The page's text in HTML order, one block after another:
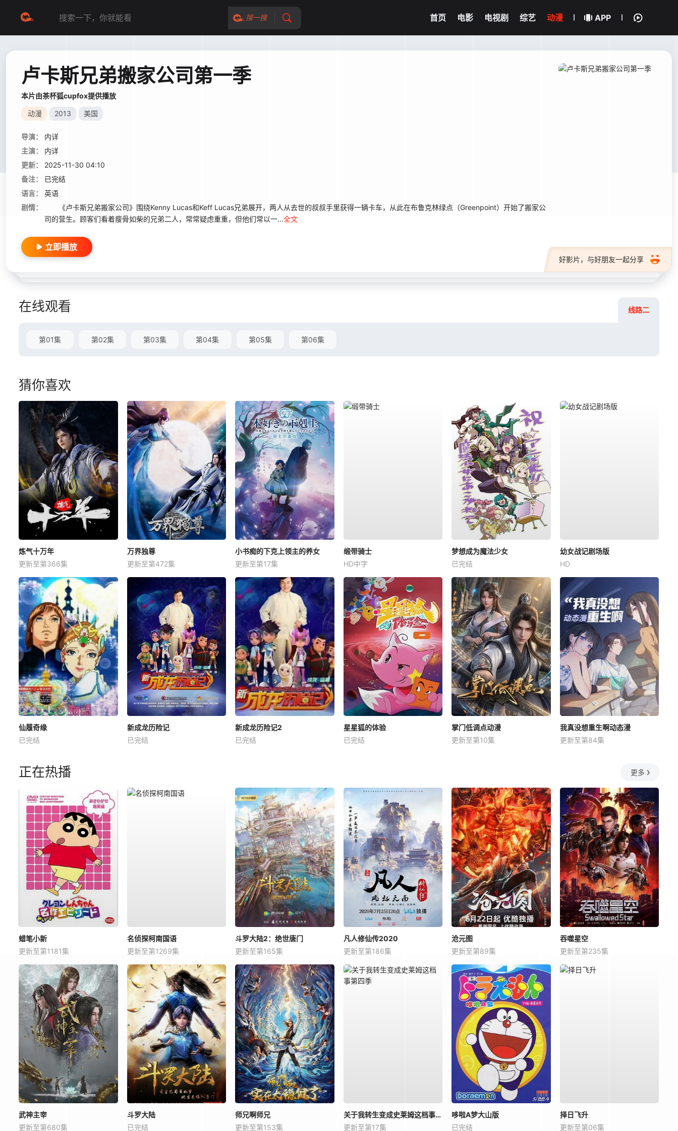
搜一搜 首页 电影 电视剧 综艺 动漫 APP
卢卡斯兄弟搬家公司第一季
本片由茶杯狐cupfox提供播放
动漫 2013 美国
导演：
内详
主演：
内详
更新：
2025-11-30 04:10
备注：
已完结
语言：
英语
剧情：
《卢卡斯兄弟搬家公司》围绕Kenny Lucas和Keff Lucas兄弟展开，两人从去世的叔叔手里获得一辆卡车，从此在布鲁克林绿点（Greenpoint）开始了搬家公
司的营生。顾客们看着瘦骨如柴的兄弟二人，常常疑虑重重，但他们常以一...全文
好影片，与好朋友一起分享
立即播放
在线观看 线路二
第01集 第02集 第03集 第04集 第05集 第06集
猜你喜欢
炼气十万年
更新至第366集
万界独尊
更新至第472集
小书痴的下克上领主的养女
更新至第17集
缎带骑士
HD中字
梦想成为魔法少女
已完结
幼女战记剧场版
HD
仙履奇缘
已完结
新成龙历险记
已完结
新成龙历险记2
已完结
星星狐的体验
已完结
掌门低调点动漫
更新至第10集
我真没想重生啊动态漫
更新至第84集
正在热播 更多
蜡笔小新
更新至第1181集
名侦探柯南国语
更新至第1269集
斗罗大陆2：绝世唐门
更新至第165集
凡人修仙传2020
更新至第186集
沧元图
更新至第89集
吞噬星空
更新至第235集
武神主宰
更新至第680集
斗罗大陆
已完结
师兄啊师兄
更新至第153集
关于我转生变成史莱姆这档事第四季
更新至第17集
哆啦A梦大山版
已完结
择日飞升
更新至第06集